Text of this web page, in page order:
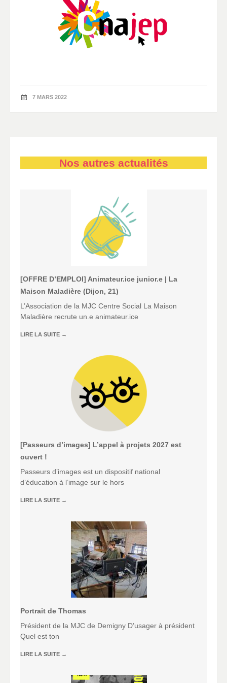
7 MARS 2022
Nos autres actualités
[OFFRE D’EMPLOI] Animateur.ice junior.e | La
Maison Maladière (Dijon, 21)
L’Association de la MJC Centre Social La Maison
Maladière recrute un.e animateur.ice
LIRE LA SUITE →
[Passeurs d’images] L’appel à projets 2027 est
ouvert !
Passeurs d’images est un dispositif national
d’éducation à l’image sur le hors
LIRE LA SUITE →
Portrait de Thomas
Président de la MJC de Demigny D’usager à président
Quel est ton
LIRE LA SUITE →